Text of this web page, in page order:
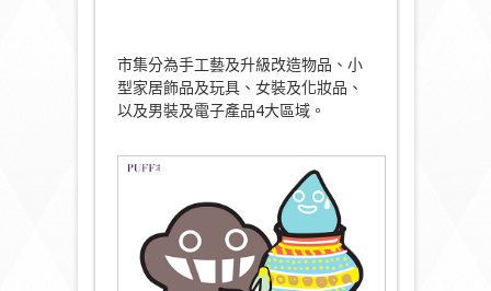
市集分為手工藝及升級改造物品、小
型家居飾品及玩具、女裝及化妝品、
以及男裝及電子產品4大區域。